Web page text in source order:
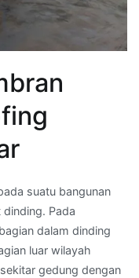
suatu bangunan
Pada
dalam dinding
luar wilayah
gedung dengan